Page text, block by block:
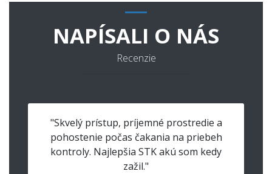
NAPÍSALI O NÁS
Recenzie
"Skvelý prístup, príjemné prostredie a
pohostenie počas čakania na priebeh
kontroly. Najlepšia STK akú som kedy
zažil."